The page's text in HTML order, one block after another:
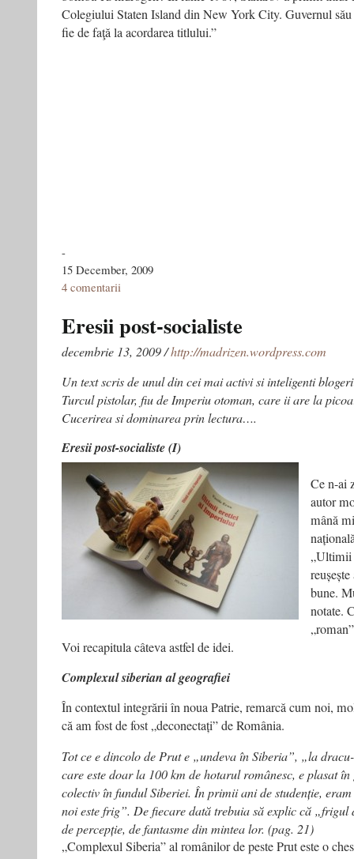
Colegiului Staten Island din New York City. Guvernul său
fie de faţă la acordarea titlului.”
-
15 December, 2009
4 comentarii
Eresii post-socialiste
decembrie 13, 2009 /http://madrizen.wordpress.com
Un text scris de unul din cei mai activi si inteligenti
Turcul pistolar, fiu de Imperiu otoman, care ii are la
Cucerirea si dominarea prin lectura….
Eresii post-socialiste (I)
Ce n-ai
autor
mână
„Ultimii
bune.
notate.
Voi recapitula câteva astfel de idei.
Complexul siberian al geografiei
În contextul integrării în noua Patrie, remarcă cum noi,
că am fost de fost „deconectați” de România.
Tot ce e dincolo de Prut e „undeva în Siberia”, „la
care este doar la 100 km de hotarul românesc, e plasat
colectiv în fundul Siberiei. În primii ani de studenție,
noi este frig”. De fiecare dată trebuia să explic că „frigul
de percepție, de fantasme din mintea lor. (pag. 21)
„Complexul Siberia” al românilor de peste Prut este o